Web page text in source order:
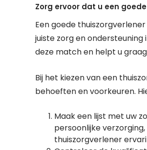
Zorg ervoor dat u een
Een goede
juiste zorg en
deze match en helpt u
Bij het kiezen van een
behoeften en voorkeuren.
Maak een lijst met uw
persoonlijke
thuiszorgverlener